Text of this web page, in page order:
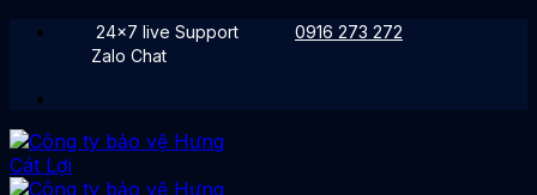
dung
24x7 live Support
0916 273 272
Zalo Chat